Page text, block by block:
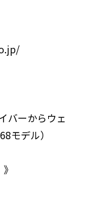
バーからウェ
モデル）